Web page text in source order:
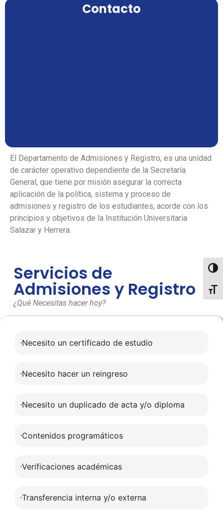
El Departamento de Admisiones y Registro, es una unidad
de carácter operativo dependiente de la Secretaría
General, que tiene por misión asegurar la correcta
aplicación de la política, sistema y proceso de
admisiones y registro de los estudiantes, acorde con los
principios y objetivos de la Institución Universitaria
Salazar y Herrera.
Contacto
Servicios de
Admisiones y Registro
¿Qué Necesitas hacer hoy?
Necesito un certificado de estudio
Necesito hacer un reingreso
Necesito un duplicado de acta y/o diploma
Contenidos programáticos
Verificaciones académicas
Transferencia interna y/o externa